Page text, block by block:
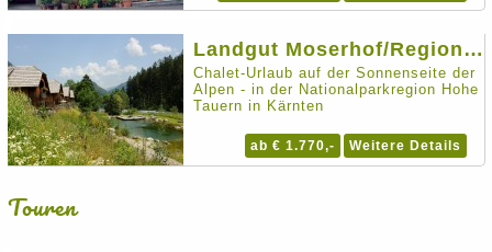
Landgut Moserhof/Region Hohe Tauern
Chalet-Urlaub auf der Sonnenseite der
Alpen - in der Nationalparkregion Hohe
Tauern in Kärnten
Weitere Details
ab € 1.770,-
Touren